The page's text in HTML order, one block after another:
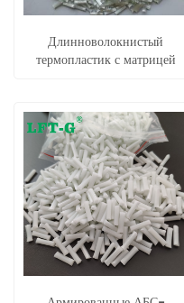
Длинноволокнистый
термопластик с матрицей